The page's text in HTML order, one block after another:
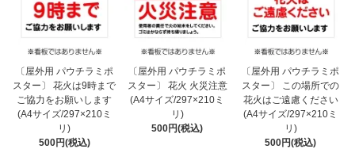
〔屋外用 パウチラミポ
スター〕 花火は9時まで
ご協力をお願いします
(A4サイズ/297×210ミ
リ)
500円(税込)
〔屋外用 パウチラミポ
スター〕 花火 火災注意
(A4サイズ/297×210ミ
リ)
500円(税込)
〔屋外用 パウチラミポ
スター〕 この場所での
花火はご遠慮ください
(A4サイズ/297×210ミ
リ)
500円(税込)